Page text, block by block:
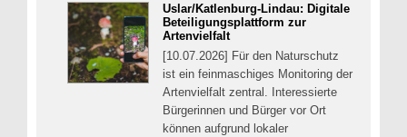
Uslar/Katlenburg-Lindau: Digitale
Beteiligungsplattform zur
Artenvielfalt
[10.07.2026] Für den Naturschutz
ist ein feinmaschiges Monitoring der
Artenvielfalt zentral. Interessierte
Bürgerinnen und Bürger vor Ort
können aufgrund lokaler